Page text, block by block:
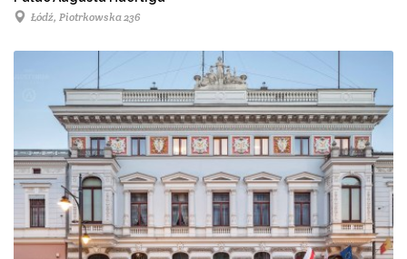
Łódź, Piotrkowska 236